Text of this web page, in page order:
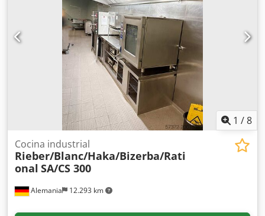
1 /8
Alemania 12.293 km
Cocina industrial
Rieber/Blanc/Haka/Bizerba/Rati
onal SA/CS 300